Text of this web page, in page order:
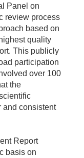
Panel on
review process
based on
quality
This publicly
participation
over 100
the
and consistent
Report
basis on